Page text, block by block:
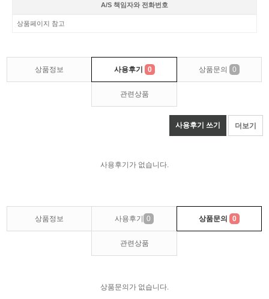
A/S 책임자와 전화번호
상품페이지 참고
상품정보 사용후기 0 상품문의 0
관련상품
사용후기 쓰기 더보기
사용후기가 없습니다.
상품정보 사용후기 0 상품문의 0
관련상품
상품문의가 없습니다.